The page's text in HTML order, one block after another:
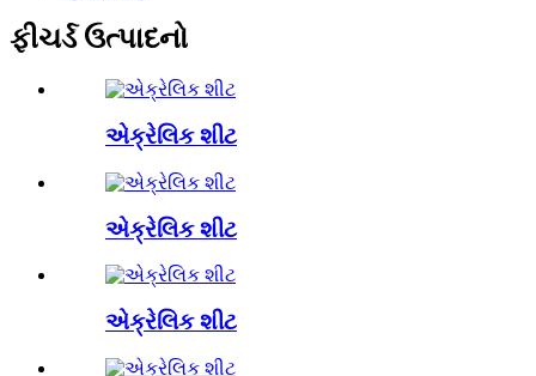
ફીચર્ડ ઉત્પાદનો
એક્રેલિક શીટ
એક્રેલિક શીટ
એક્રેલિક શીટ